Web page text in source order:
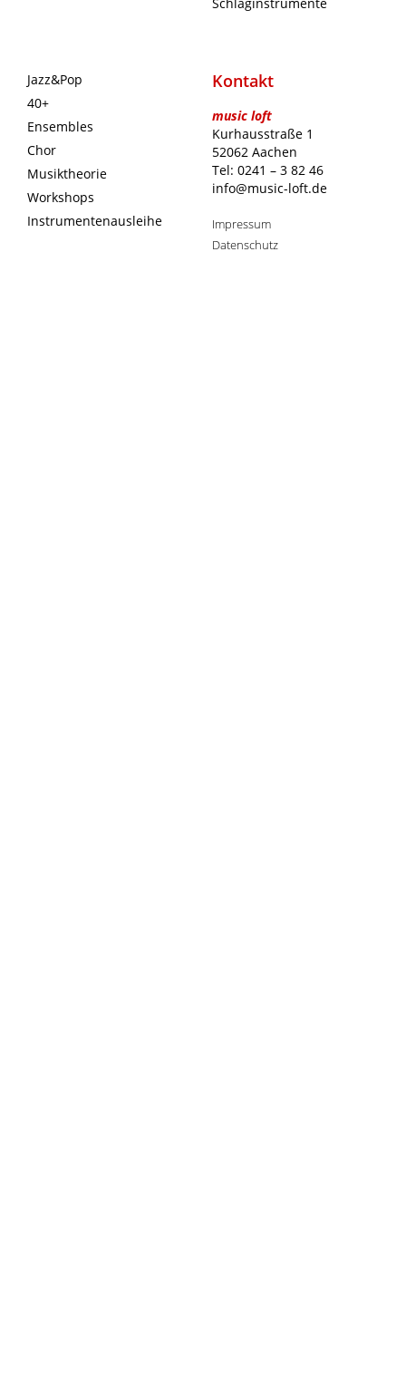
Schlaginstrumente
Jazz&Pop
40+
Ensembles
Chor
Musiktheorie
Workshops
Instrumentenausleihe
Kontakt
music loft
Kurhausstraße 1
52062 Aachen
Tel: 0241 – 3 82 46
info@music-loft.de
Impressum
Datenschutz